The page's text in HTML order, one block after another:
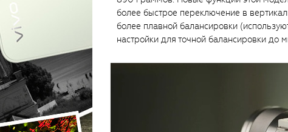
более быстрое переключение в
более плавной балансировки
настройки для точной балансировки до